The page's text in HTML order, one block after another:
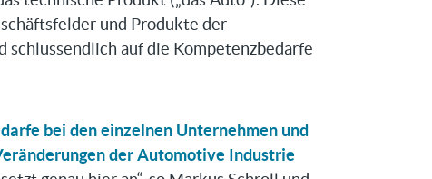
und Produkte der
auf die Kompetenzbedarfe
bei den einzelnen Unternehmen und
der Automotive Industrie